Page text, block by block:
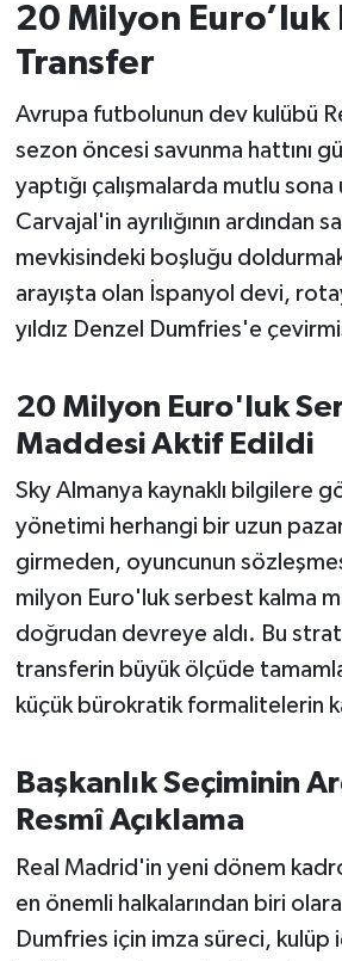
20 Milyon Euro’luk
Transfer
Avrupa futbolunun dev kulübü
sezon öncesi savunma hattını
yaptığı çalışmalarda mutlu sona
Carvajal'in ayrılığının ardından
mevkisindeki boşluğu
arayışta olan İspanyol devi,
yıldız Denzel Dumfries'e
20 Milyon Euro'luk
Maddesi Aktif Edildi
Sky Almanya kaynaklı bilgilere
yönetimi herhangi bir uzun
girmeden, oyuncunun
milyon Euro'luk serbest kalma
doğrudan devreye aldı. Bu
transferin büyük ölçüde
küçük bürokratik formalitelerin
Başkanlık Seçiminin
Resmî Açıklama
Real Madrid'in yeni dönem kadro
en önemli halkalarından biri
Dumfries için imza süreci, kulüp
İvrindi
KENT GÜNDEMİ
Kepsut
KÜLTÜR-SANAT
MAGAZİN
MANŞET
OLAY
OTOMOTİV
Resmi İlanlar
SAĞLIK
Savaştepe
Sındırgı